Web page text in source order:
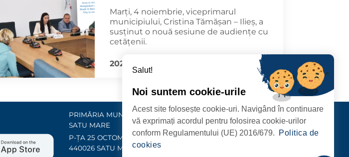
Marți, 4 noiembrie, viceprimarul
municipiului, Cristina Tămășan – Ilieș, a
susținut o nouă sesiune de audiențe cu
cetățenii.
2025.11.04 MAI DEPARTE
PRIMĂRIA MUNICIPIULUI
SATU MARE
P-ȚA 25 OCTOMBRIE, NR. 1 CORP M,
440026 SATU MARE
Contact
URMĂRIȚI-NE
Salut!
Noi suntem cookie-urile
Acest site folosește cookie-uri. Navigând în continuare
vă exprimați acordul pentru folosirea cookie-urilor
conform Regulamentului (UE) 2016/679.
Politica de
cookies